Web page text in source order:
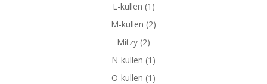
L-kullen (1)
M-kullen (2)
Mitzy (2)
N-kullen (1)
O-kullen (1)